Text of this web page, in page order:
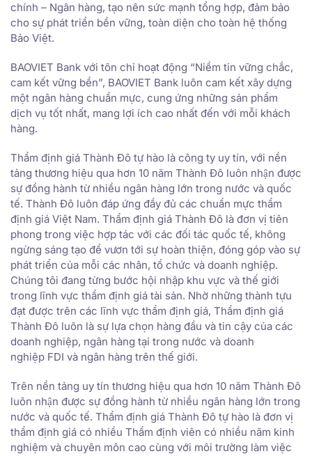
chính – Ngân hàng, tạo nên sức mạnh tổng hợp, đảm bảo
cho sự phát triển bền vững, toàn diện cho toàn hệ thống
Bảo Việt.
BAOVIET Bank với tôn chỉ hoạt động “Niềm tin vững chắc,
cam kết vững bền”, BAOVIET Bank luôn cam kết xây dựng
một ngân hàng chuẩn mực, cung ứng những sản phẩm
dịch vụ tốt nhất, mang lợi ích cao nhất đến với mỗi khách
hàng.
Thẩm định giá Thành Đô tự hào là công ty uy tín, với nền
tảng thương hiệu qua hơn 10 năm Thành Đô luôn nhận được
sự đồng hành từ nhiều ngân hàng lớn trong nước và quốc
tế. Thành Đô luôn đáp ứng đầy đủ các chuẩn mực thẩm
định giá Việt Nam. Thẩm định giá Thành Đô là đơn vị tiên
phong trong việc hợp tác với các đối tác quốc tế, không
ngừng sáng tạo để vươn tới sự hoàn thiện, đóng góp vào sự
phát triển của mỗi các nhân, tổ chức và doanh nghiệp.
Chúng tôi đang từng bước hội nhập khu vực và thế giới
trong lĩnh vực thẩm định giá tài sản. Nhờ những thành tựu
đạt được trên các lĩnh vực thẩm định giá, Thẩm định giá
Thành Đô luôn là sự lựa chọn hàng đầu và tin cậy của các
doanh nghiệp, ngân hàng tại trong nước và doanh
nghiệp FDI và ngân hàng trên thế giới.
Trên nền tảng uy tín thương hiệu qua hơn 10 năm Thành Đô
luôn nhận được sự đồng hành từ nhiều ngân hàng lớn trong
nước và quốc tế. Thẩm định giá Thành Đô tự hào là đơn vị
thẩm định giá có nhiều Thẩm định viên có nhiều năm kinh
nghiệm và chuyên môn cao cùng với môi trường làm việc